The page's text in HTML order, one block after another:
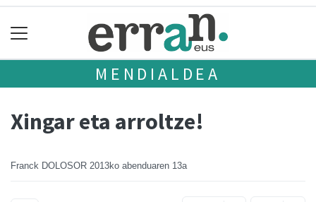
MENDIALDEA
Xingar eta arroltze!
Franck DOLOSOR 2013ko abenduaren 13a